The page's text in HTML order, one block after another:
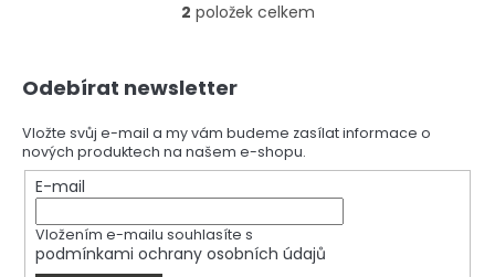
O
a
c
í
v
k
2 položek celkem
Odebírat newsletter
Vložte svůj e-mail a my vám budeme zasílat informace o
nových produktech na našem e-shopu.
E-mail
Vložením e-mailu souhlasíte s
podmínkami ochrany osobních údajů